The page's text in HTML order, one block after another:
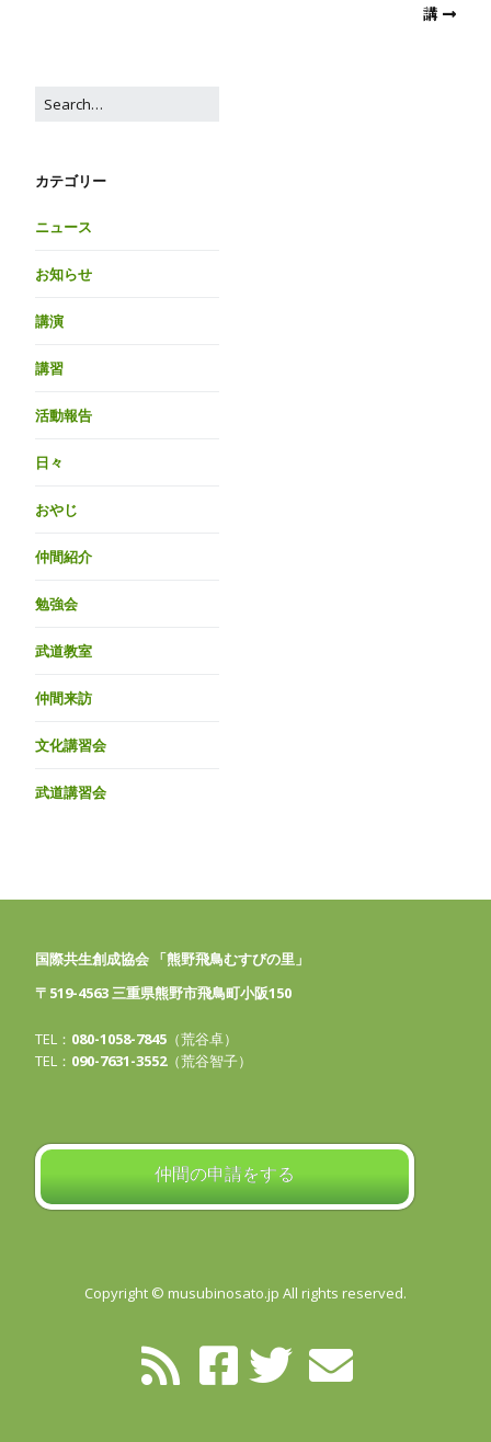
講
カテゴリー
ニュース
お知らせ
講演
講習
活動報告
日々
おやじ
仲間紹介
勉強会
武道教室
仲間来訪
文化講習会
武道講習会
国際共生創成協会 「熊野飛鳥むすびの里」
〒519-4563 三重県熊野市飛鳥町小阪150
TEL： 080-1058-7845 （荒谷卓）
TEL： 090-7631-3552（荒谷智子）
仲間の申請をする
Copyright © musubinosato.jp All rights reserved.